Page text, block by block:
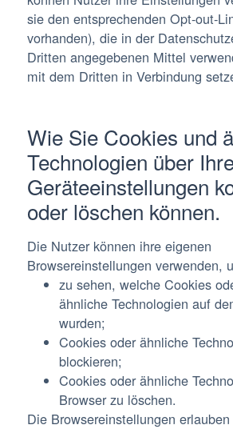
sie den entsprechenden Opt-out-
vorhanden), die in der
Dritten angegebenen Mittel
mit dem Dritten in Verbindung
Wie Sie Cookies und
Technologien über
Geräteeinstellungen
oder löschen können.
Die Nutzer können ihre eigenen
Browsereinstellungen verwenden,
zu sehen, welche Cookies
ähnliche Technologien auf
wurden;
Cookies oder ähnliche
blockieren;
Cookies oder ähnliche
Browser zu löschen.
Die Browsereinstellungen